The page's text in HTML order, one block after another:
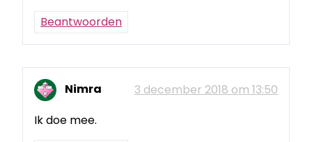
Beantwoorden
Nimra
3 december 2018 om 13:50
Ik doe mee.